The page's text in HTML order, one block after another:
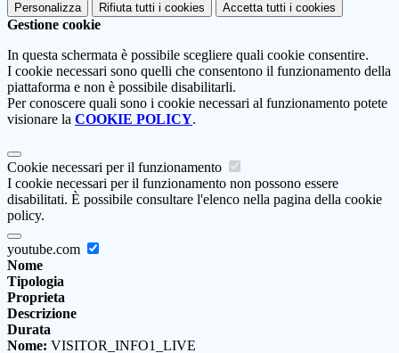
Personalizza Rifiuta tutti i cookies Accetta tutti i cookies
Gestione cookie
In questa schermata è possibile scegliere quali cookie consentire.
I cookie necessari sono quelli che consentono il funzionamento della
piattaforma e non è possibile disabilitarli.
Per conoscere quali sono i cookie necessari al funzionamento potete
visionare la COOKIE POLICY.
Cookie necessari per il funzionamento
I cookie necessari per il funzionamento non possono essere
disabilitati. È possibile consultare l'elenco nella pagina della cookie
policy.
youtube.com
Nome
Tipologia
Proprieta
Descrizione
Durata
Nome: VISITOR_INFO1_LIVE